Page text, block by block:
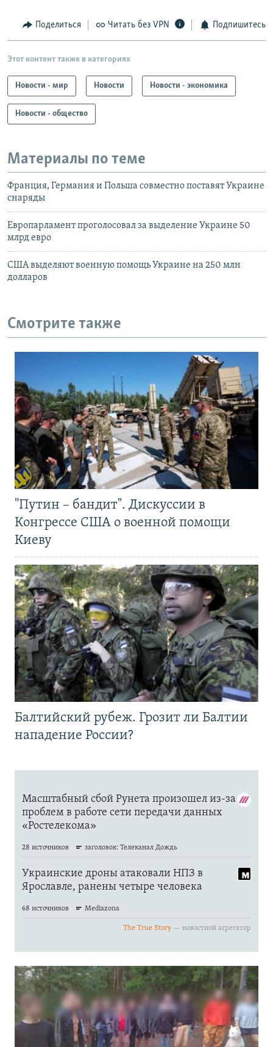
Поделиться Читать без VPN Подпишитесь
Этот контент также в категориях
Новости - мир Новости Новости - экономика
Новости - общество
Материалы по теме
Франция, Германия и Польша совместно поставят Украине
снаряды
Европарламент проголосовал за выделение Украине 50
млрд евро
США выделяют военную помощь Украине на 250 млн
долларов
Смотрите также
"Путин – бандит". Дискуссии в
Конгрессе США о военной помощи
Киеву
Балтийский рубеж. Грозит ли Балтии
нападение России?